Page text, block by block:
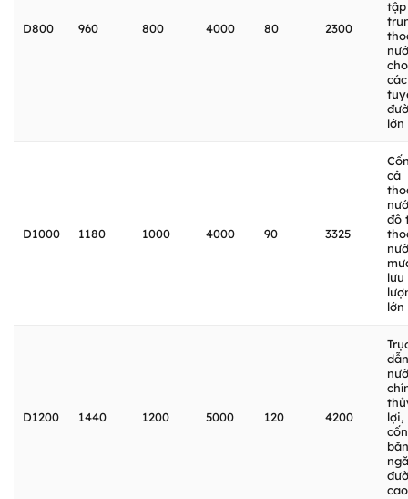
D800 960 800 4000 80 2300
tập
cho
các
lớn
D1000 1180 1000 4000 90 3325
cả
đô
lưu
lớn
D1200 1440 1200 5000 120 4200
dẫn
lợi,